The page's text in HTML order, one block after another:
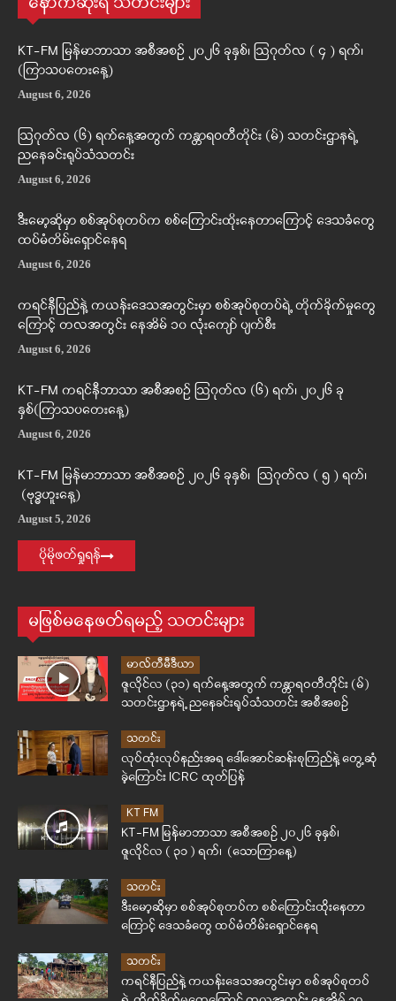
KT-FM မြန်မာဘာသာ အစီအစဉ် ၂၀၂၆ ခုနှစ်၊ ဩဂုတ်လ ( ၄ ) ရက်၊
(ကြာသပတေးနေ့)
August 6, 2026
ဩဂုတ်လ (၆) ရက်နေ့အတွက် ကန္တာရဝတီတိုင်း (မ်) သတင်းဌာနရဲ့
ညနေခင်းရုပ်သံသတင်း
August 6, 2026
ဒီးမော့ဆိုမှာ စစ်အုပ်စုတပ်က စစ်ကြောင်းထိုးနေတာကြောင့် ဒေသခံတွေ
ထပ်မံတိမ်းရှောင်နေရ
August 6, 2026
ကရင်နီပြည်နဲ့ ကယန်းဒေသအတွင်းမှာ စစ်အုပ်စုတပ်ရဲ့ တိုက်ခိုက်မှုတွေ
ကြောင့် တလအတွင်း နေအိမ် ၁၀ လုံးကျော် ပျက်စီး
August 6, 2026
KT-FM ကရင်နီဘာသာ အစီအစဉ် ဩဂုတ်လ (၆) ရက်၊ ၂၀၂၆ ခု
နှစ်(ကြာသပတေးနေ့)
August 6, 2026
KT-FM မြန်မာဘာသာ အစီအစဉ် ၂၀၂၆ ခုနှစ်၊ ဩဂုတ်လ ( ၅ ) ရက်၊
(ဗုဒ္ဓဟူးနေ့)
August 5, 2026
ပိုမိုဖတ်ရှုရန်
မဖြစ်မနေဖတ်ရမည့် သတင်းများ
မာလ်တီမီဒီယာ
ဇူလိုင်လ (၃၁) ရက်နေ့အတွက် ကန္တာရဝတီတိုင်း (မ်)
သတင်းဌာနရဲ့ ညနေခင်းရုပ်သံသတင်း အစီအစဉ်
သတင်း
လုပ်ထုံးလုပ်နည်းအရ ဒေါ်အောင်ဆန်းစုကြည်နဲ့ တွေ့ဆုံ
ခဲ့ကြောင်း ICRC ထုတ်ပြန်
KT FM
KT-FM မြန်မာဘာသာ အစီအစဉ် ၂၀၂၆ ခုနှစ်၊
ဇူလိုင်လ ( ၃၁ ) ရက်၊ (သောကြာနေ့)
သတင်း
ဒီးမော့ဆိုမှာ စစ်အုပ်စုတပ်က စစ်ကြောင်းထိုးနေတာ
ကြောင့် ဒေသခံတွေ ထပ်မံတိမ်းရှောင်နေရ
သတင်း
ကရင်နီပြည်နဲ့ ကယန်းဒေသအတွင်းမှာ စစ်အုပ်စုတပ်